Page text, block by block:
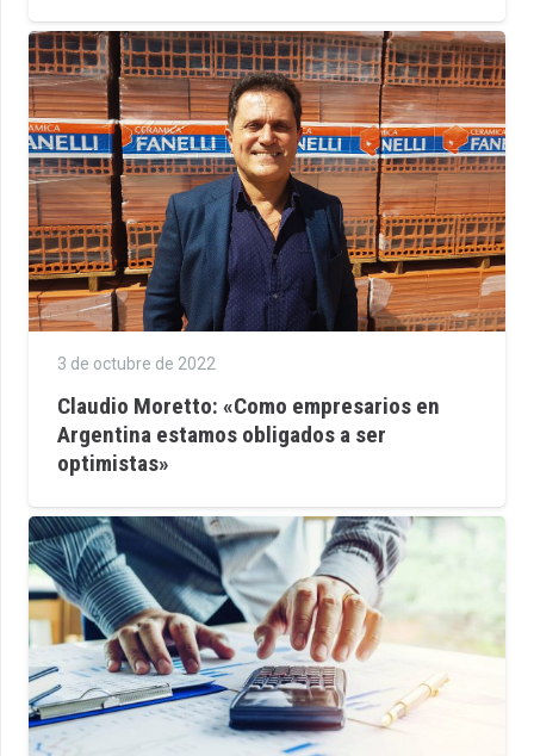
3 de octubre de 2022
Claudio Moretto: «Como empresarios en
Argentina estamos obligados a ser
optimistas»